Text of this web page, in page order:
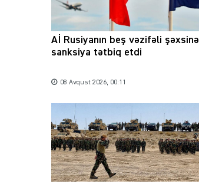
Aİ Rusiyanın beş vəzifəli şəxsinə
sanksiya tətbiq etdi
08 Avqust 2026, 00:11